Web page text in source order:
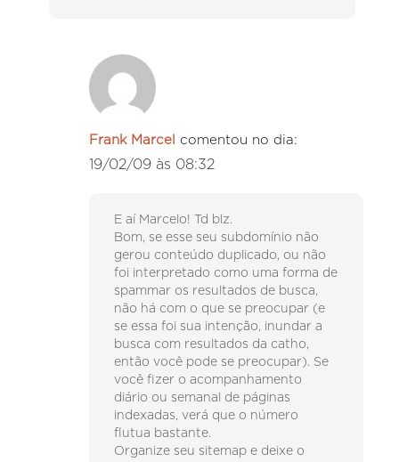
Frank Marcel comentou no dia:
19/02/09 às 08:32
E aí Marcelo! Td blz.
Bom, se esse seu subdomínio não
gerou conteúdo duplicado, ou não
foi interpretado como uma forma de
spammar os resultados de busca,
não há com o que se preocupar (e
se essa foi sua intenção, inundar a
busca com resultados da catho,
então você pode se preocupar). Se
você fizer o acompanhamento
diário ou semanal de páginas
indexadas, verá que o número
flutua bastante.
Organize seu sitemap e deixe o